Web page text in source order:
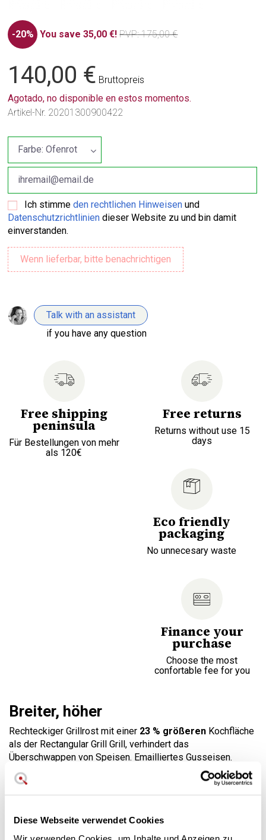
Diese Webseite verwendet Cookies
-20% You save 35,00 €! PVP: 175,00 €
140,00 € Bruttopreis
Agotado, no disponible en estos momentos.
Artikel-Nr. 20201300900422
Ich stimmeden rechtlichen Hinweisen und
Datenschutzrichtlinien dieser Website zu und bin damit
einverstanden.
Talk with an assistant
if you have any question
Free shipping
peninsula
Für Bestellungen von mehr
als 120€
Free returns
Returns without use 15
days
Eco friendly
packaging
No unnecesary waste
Finance your
purchase
Choose the most
confortable fee for you
Breiter, höher
Rechteckiger Grillrost mit einer 23 % größeren Kochfläche
als der Rectangular Grill Grill, verhindert das
Überschwappen von Speisen. Emailliertes Gusseisen.
Maße 39 x 27 cm (mit Griffen) / 6 Personen.
Langlebiges emailliertes Gusseisen
Spülmaschinenfest
Le CreusetLebenslange Garantie